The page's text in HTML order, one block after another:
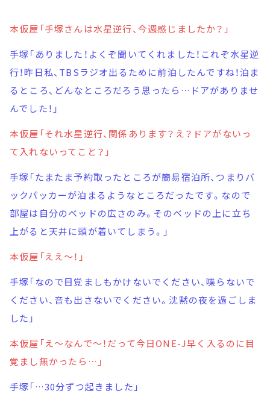
本仮屋「手塚さんは水星逆行、今週感じましたか？」
手塚「ありました！よくぞ聞いてくれました！これぞ水星逆
行！昨日私、TBSラジオ出るために前泊したんですね！泊ま
るところ、どんなところだろう思ったら…ドアがありませ
んでした！」
本仮屋「それ水星逆行、関係あります？え？ドアがないっ
て入れないってこと？」
手塚「たまたま予約取ったところが簡易宿泊所、つまりバ
ックパッカーが泊まるようなところだったです。なので
部屋は自分のベッドの広さのみ。そのベッドの上に立ち
上がると天井に頭が着いてしまう。」
本仮屋「ええ～！」
手塚「なので目覚ましもかけないでください、喋らないで
ください、音も出さないでください。沈黙の夜を過ごしま
した」
本仮屋「え～なんで～！だって今日ONE-J早く入るのに目
覚まし無かったら…」
手塚「…30分ずつ起きました」